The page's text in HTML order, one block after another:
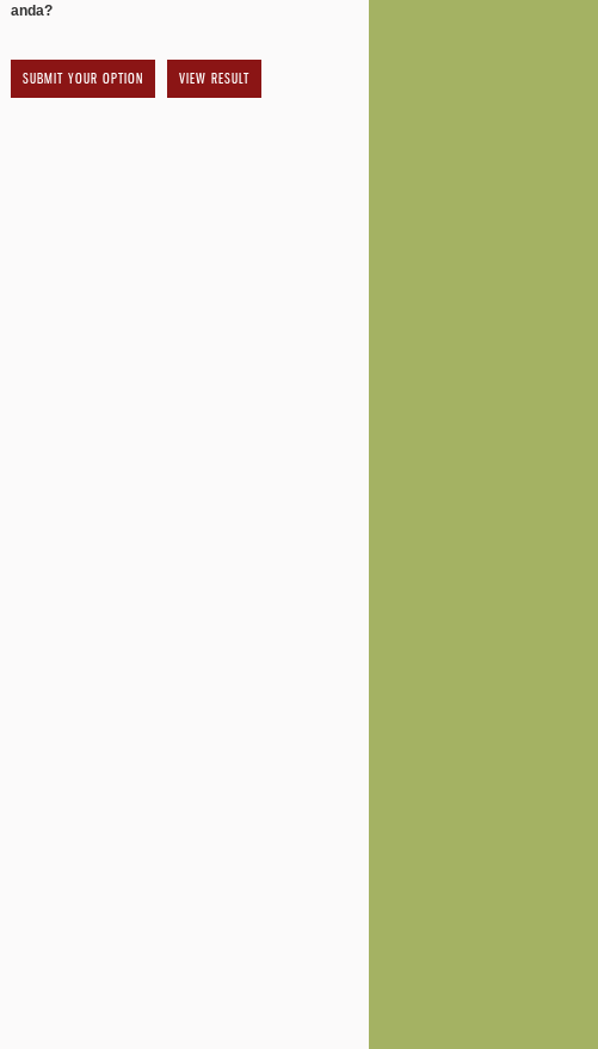
anda?
VIEW RESULT